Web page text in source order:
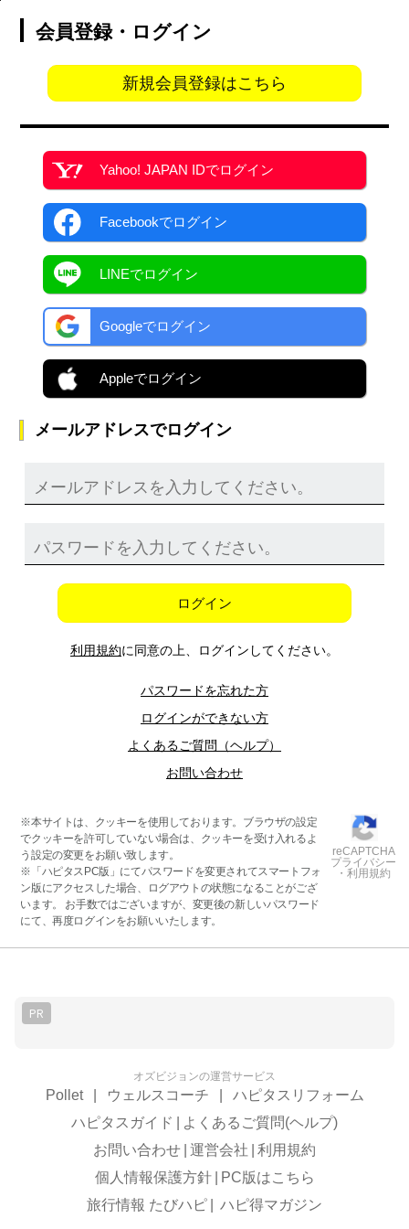
会員登録・ログイン
新規会員登録はこちら
Yahoo! JAPAN IDでログイン
Facebookでログイン
LINEでログイン
Googleでログイン
Appleでログイン
メールアドレスでログイン
ログイン
利用規約に同意の上、ログインしてください。
パスワードを忘れた方
ログインができない方
よくあるご質問（ヘルプ）
お問い合わせ
※本サイトは、クッキーを使用しております。ブラウザの設定
でクッキーを許可していない場合は、クッキーを受け入れるよ
う設定の変更をお願い致します。
※「ハピタスPC版」にてパスワードを変更されてスマートフォ
ン版にアクセスした場合、ログアウトの状態になることがござ
います。 お手数ではございますが、変更後の新しいパスワード
にて、再度ログインをお願いいたします。
reCAPTCHA
プライバシー
・利用規約
PR
オズビジョンの運営サービス
Pollet ウェルスコーチ
ハピタスリフォーム
ハピタスガイド
よくあるご質問(ヘルプ)
お問い合わせ 運営会社
利用規約
個人情報保護方針
PC版はこちら
旅行情報 たびハピ
ハピ得マガジン